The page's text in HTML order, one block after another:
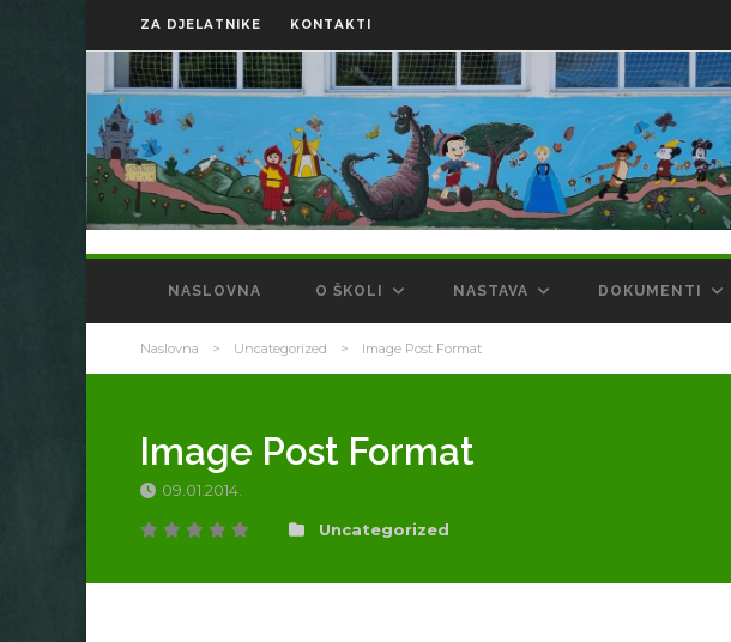
ZA DJELATNIKE KONTAKTI
NASLOVNA O ŠKOLI NASTAVA DOKUMENTI
Naslovna > Uncategorized > Image Post Format
Image Post Format
09.01.2014.
Uncategorized